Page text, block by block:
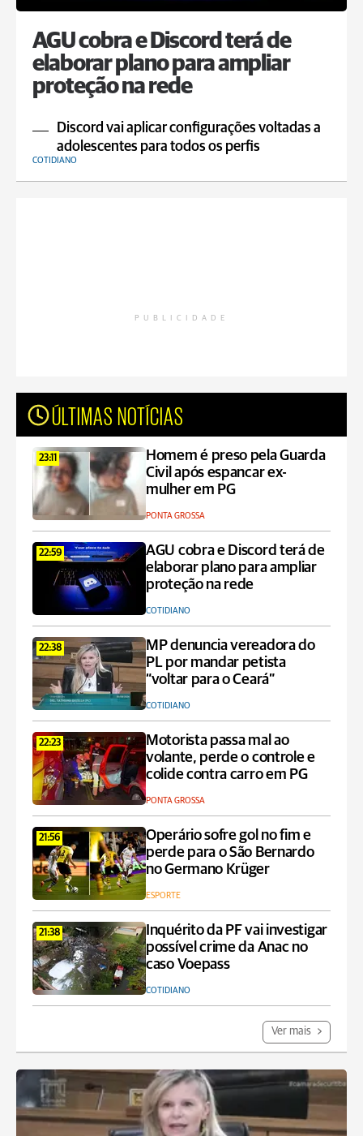
AGU cobra e Discord terá de
elaborar plano para ampliar
proteção na rede
Discord vai aplicar configurações voltadas a
adolescentes para todos os perfis
COTIDIANO
PUBLICIDADE
ÚLTIMAS NOTÍCIAS
23:11
Homem é preso pela Guarda
Civil após espancar ex-
mulher em PG
PONTA GROSSA
22:59
AGU cobra e Discord terá de
elaborar plano para ampliar
proteção na rede
COTIDIANO
22:38
MP denuncia vereadora do
PL por mandar petista
“voltar para o Ceará”
COTIDIANO
22:23
Motorista passa mal ao
volante, perde o controle e
colide contra carro em PG
PONTA GROSSA
21:56
Operário sofre gol no fim e
perde para o São Bernardo
no Germano Krüger
ESPORTE
21:38
Inquérito da PF vai investigar
possível crime da Anac no
caso Voepass
COTIDIANO
Ver mais